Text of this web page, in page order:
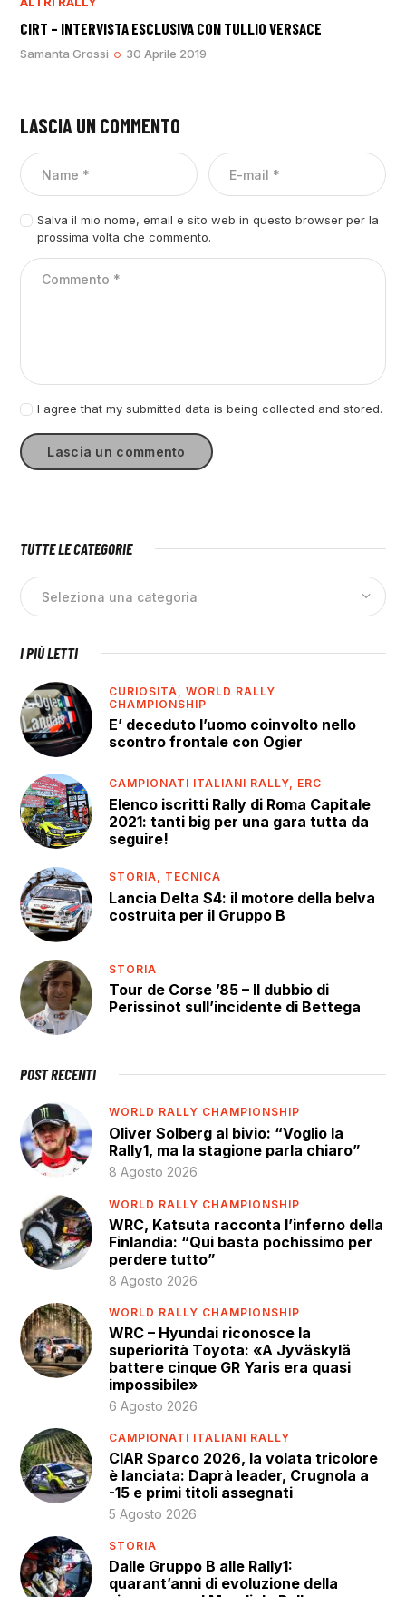
CIRT – INTERVISTA ESCLUSIVA CON TULLIO VERSACE
Samanta Grossi 30 Aprile 2019
LASCIA UN COMMENTO
Salva il mio nome, email e sito web in questo browser per la
prossima volta che commento.
I agree that my submitted data is being collected and stored.
TUTTE LE CATEGORIE
I PIÙ LETTI
CURIOSITÀ,WORLD RALLY
CHAMPIONSHIP
E’ deceduto l’uomo coinvolto nello
scontro frontale con Ogier
CAMPIONATI ITALIANI RALLY, ERC
Elenco iscritti Rally di Roma Capitale
2021: tanti big per una gara tutta da
seguire!
STORIA, TECNICA
Lancia Delta S4: il motore della belva
costruita per il Gruppo B
STORIA
Tour de Corse ’85 – Il dubbio di
Perissinot sull’incidente di Bettega
POST RECENTI
WORLD RALLY CHAMPIONSHIP
Oliver Solberg al bivio: “Voglio la
Rally1, ma la stagione parla chiaro”
8 Agosto 2026
WORLD RALLY CHAMPIONSHIP
WRC, Katsuta racconta l’inferno della
Finlandia: “Qui basta pochissimo per
perdere tutto”
8 Agosto 2026
WORLD RALLY CHAMPIONSHIP
WRC – Hyundai riconosce la
superiorità Toyota: «A Jyväskylä
battere cinque GR Yaris era quasi
impossibile»
6 Agosto 2026
CAMPIONATI ITALIANI RALLY
CIAR Sparco 2026, la volata tricolore
è lanciata: Daprà leader, Crugnola a
-15 e primi titoli assegnati
5 Agosto 2026
STORIA
Dalle Gruppo B alle Rally1:
quarant’anni di evoluzione della